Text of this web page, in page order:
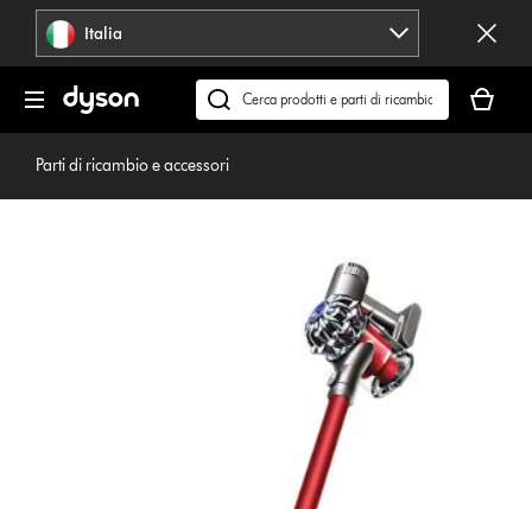
navigazione Italia
Cerca
su
dyson.it
carrello
è
Parti di ricambio e accessori